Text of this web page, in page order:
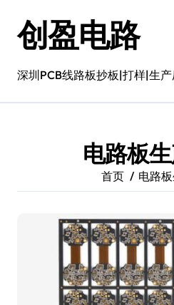
创盈电路
深圳PCB线路板抄板|打样|生产
电路板
首页 电路